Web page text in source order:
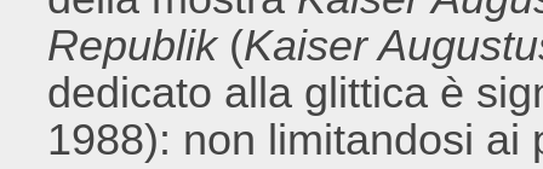
Republik(Kaiser
dedicato alla glittica è
1988): non limitandosi ai